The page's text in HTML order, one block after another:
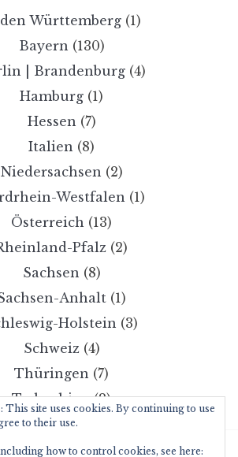
Württemberg (1)
Bayern (130)
| Brandenburg(4)
Hamburg (1)
Hessen (7)
Italien (8)
Niedersachsen (2)
Westfalen (1)
Österreich (13)
Pfalz (2)
Sachsen (8)
Anhalt (1)
Holstein (3)
Schweiz(4)
Thüringen (7)
Tschechien(2)
This site uses cookies. By continuing to use
to their use.
how to control cookies, see here: